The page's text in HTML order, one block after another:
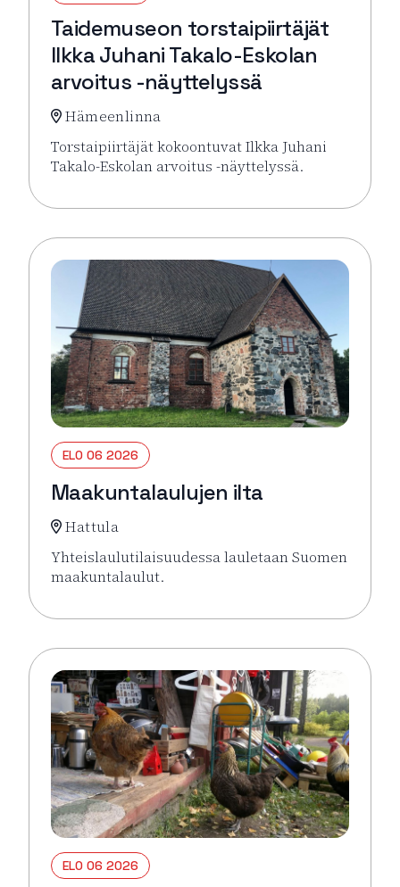
Taidemuseon torstaipiirtäjät
Ilkka Juhani Takalo-Eskolan
arvoitus -näyttelyssä
Hämeenlinna
Torstaipiirtäjät kokoontuvat Ilkka Juhani
Takalo-Eskolan arvoitus -näyttelyssä.
Lue lisää tapahtumasta Taidemuseon
ELO 06 2026
Maakuntalaulujen ilta
Hattula
Yhteislaulutilaisuudessa lauletaan Suomen
maakuntalaulut.
ELO 06 2026